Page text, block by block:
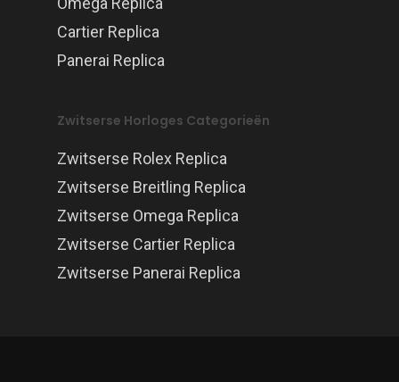
Cartier Replica
Panerai Replica
Zwitserse Horloges Categorieën
Zwitserse Rolex Replica
Zwitserse Breitling Replica
Zwitserse Omega Replica
Zwitserse Cartier Replica
Zwitserse Panerai Replica